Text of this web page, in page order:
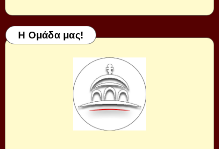
Η Ομάδα μας!